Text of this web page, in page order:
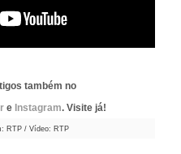
também no
e Instagram. Visite já!
RTP / Vídeo: RTP